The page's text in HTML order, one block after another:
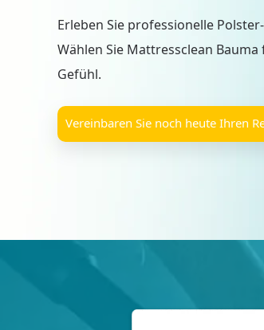
Erleben Sie professionelle
Wählen Sie Mattressclean
Gefühl.
Vereinbaren Sie noch heute Ihren